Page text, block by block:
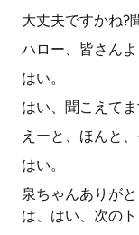
大丈夫ですかね?
ハロー、皆さんよ
はい。
はい、聞こえてま
えーと、ほんと、
はい。
泉ちゃんありが
は、はい、次の